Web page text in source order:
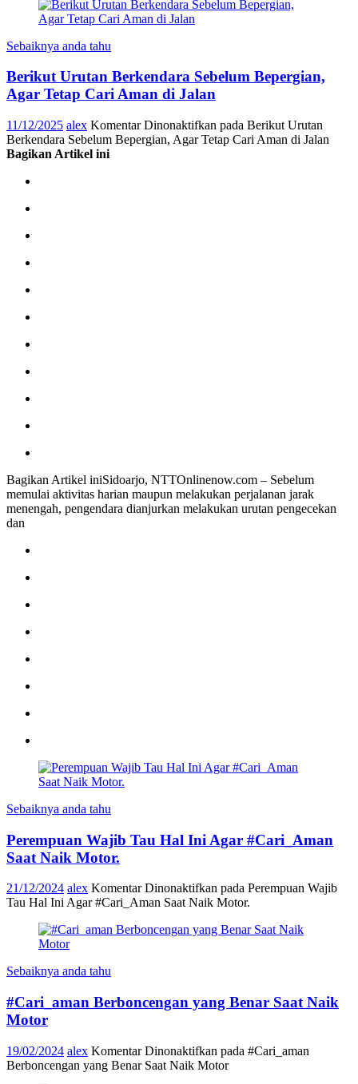
Sebaiknya anda tahu
Berikut Urutan Berkendara Sebelum Bepergian,
Agar Tetap Cari Aman di Jalan
11/12/2025 alex Komentar Dinonaktifkan pada Berikut Urutan
Berkendara Sebelum Bepergian, Agar Tetap Cari Aman di Jalan
Bagikan Artikel ini
Bagikan Artikel iniSidoarjo, NTTOnlinenow.com – Sebelum
memulai aktivitas harian maupun melakukan perjalanan jarak
menengah, pengendara dianjurkan melakukan urutan pengecekan
dan
Sebaiknya anda tahu
Perempuan Wajib Tau Hal Ini Agar #Cari_Aman
Saat Naik Motor.
21/12/2024 alex Komentar Dinonaktifkan pada Perempuan Wajib
Tau Hal Ini Agar #Cari_Aman Saat Naik Motor.
Sebaiknya anda tahu
#Cari_aman Berboncengan yang Benar Saat Naik
Motor
19/02/2024 alex Komentar Dinonaktifkan pada #Cari_aman
Berboncengan yang Benar Saat Naik Motor